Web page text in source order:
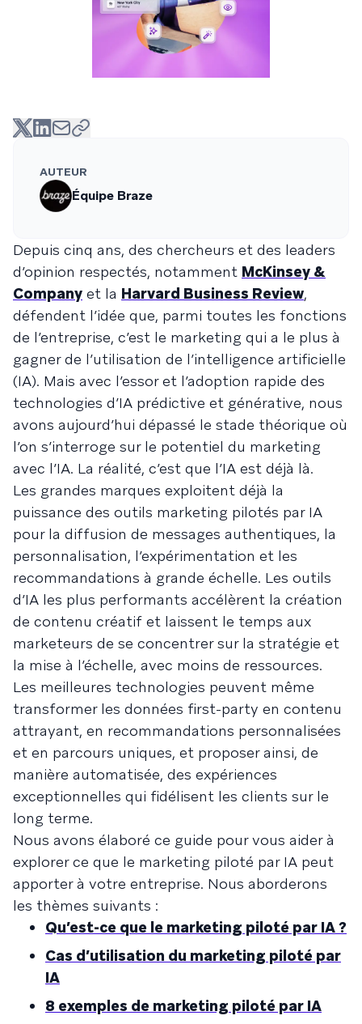
AUTEUR
Équipe Braze
Depuis cinq ans, des chercheurs et des leaders
d’opinion respectés, notamment McKinsey &
Company et la Harvard Business Review,
défendent l’idée que, parmi toutes les fonctions
de l’entreprise, c’est le marketing qui a le plus à
gagner de l’utilisation de l’intelligence artificielle
(IA). Mais avec l’essor et l’adoption rapide des
technologies d’IA prédictive et générative, nous
avons aujourd’hui dépassé le stade théorique où
l’on s’interroge sur le potentiel du marketing
avec l’IA. La réalité, c’est que l’IA est déjà là.
Les grandes marques exploitent déjà la
puissance des outils marketing pilotés par IA
pour la diffusion de messages authentiques, la
personnalisation, l’expérimentation et les
recommandations à grande échelle. Les outils
d’IA les plus performants accélèrent la création
de contenu créatif et laissent le temps aux
marketeurs de se concentrer sur la stratégie et
la mise à l’échelle, avec moins de ressources.
Les meilleures technologies peuvent même
transformer les données first-party en contenu
attrayant, en recommandations personnalisées
et en parcours uniques, et proposer ainsi, de
manière automatisée, des expériences
exceptionnelles qui fidélisent les clients sur le
long terme.
Nous avons élaboré ce guide pour vous aider à
explorer ce que le marketing piloté par IA peut
apporter à votre entreprise. Nous aborderons
les thèmes suivants :
Qu’est-ce que le marketing piloté par IA ?
Cas d’utilisation du marketing piloté par
IA
8 exemples de marketing piloté par IA